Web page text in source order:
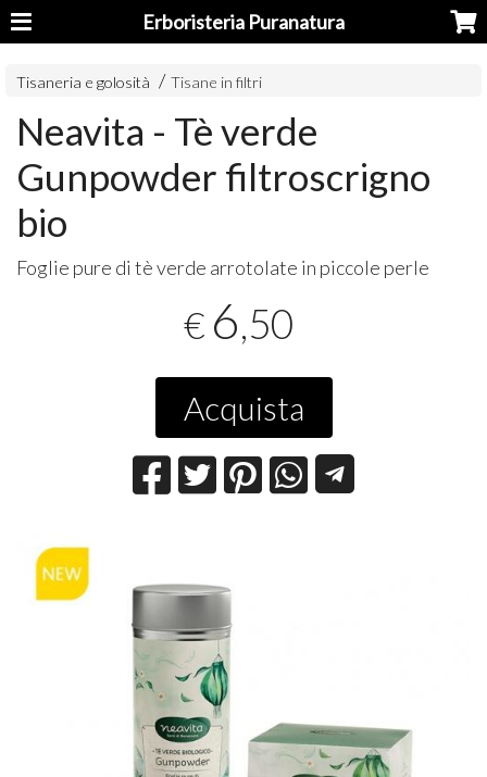
Erboristeria Puranatura
Tisaneria e golosità Tisane in filtri
Neavita - Tè verde
Gunpowder filtroscrigno
bio
Foglie pure di tè verde arrotolate in piccole perle
€ 6,50
Acquista